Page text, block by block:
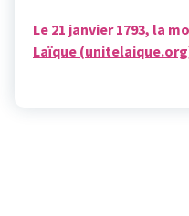
Le 21 janvier 1793, la
Laïque